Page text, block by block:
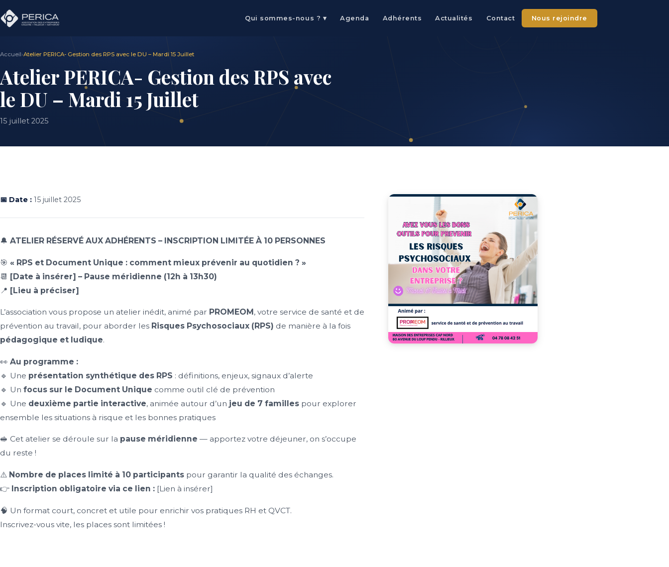
Qui sommes-nous ? ▾ Agenda Adhérents Actualités Contact Nous rejoindre
Accueil›Atelier PERICA- Gestion des RPS avec le DU – Mardi 15 Juillet
Atelier PERICA- Gestion des RPS avec
le DU – Mardi 15 Juillet
15 juillet 2025
📅 Date : 15 juillet 2025
🔔 ATELIER RÉSERVÉ AUX ADHÉRENTS – INSCRIPTION LIMITÉE À 10 PERSONNES
🎯 « RPS et Document Unique : comment mieux prévenir au quotidien ? »
📆 [Date à insérer] – Pause méridienne (12h à 13h30)
📍 [Lieu à préciser]
L’association vous propose un atelier inédit, animé par PROMEOM , votre service de santé et de
prévention au travail, pour aborder les Risques Psychosociaux (RPS) de manière à la fois
pédagogique et ludique.
👀 Au programme :
🔹 Une présentation synthétique des RPS : définitions, enjeux, signaux d’alerte
🔹 Un focus sur le Document Unique comme outil clé de prévention
🔹 Une deuxième partie interactive, animée autour d’un jeu de 7 familles pour explorer
ensemble les situations à risque et les bonnes pratiques
🥪 Cet atelier se déroule sur la pause méridienne — apportez votre déjeuner, on s’occupe
du reste !
⚠️ Nombre de places limité à 10 participants pour garantir la qualité des échanges.
👉 Inscription obligatoire via ce lien : [Lien à insérer]
🧠 Un format court, concret et utile pour enrichir vos pratiques RH et QVCT.
Inscrivez-vous vite, les places sont limitées !